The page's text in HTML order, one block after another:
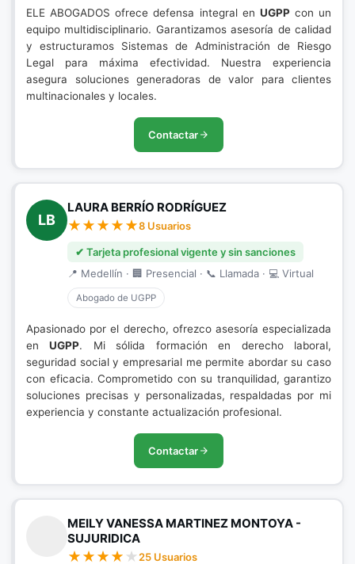
ELE ABOGADOS ofrece defensa integral en UGPPcon un
equipo multidisciplinario. Garantizamos asesoría de calidad
y estructuramos Sistemas de Administración de Riesgo
Legal para máxima efectividad. Nuestra experiencia
asegura soluciones generadoras de valor para clientes
multinacionales y locales.
Contactar
LB
LAURA BERRÍO RODRÍGUEZ
8 Usuarios
✔ Tarjeta profesional vigente y sin sanciones
📍 Medellín · 🏢 Presencial · 📞 Llamada · 💻 Virtual
Abogado de UGPP
Apasionado por el derecho, ofrezco asesoría especializada
enUGPP. Mi sólida formación en derecho laboral,
seguridad social y empresarial me permite abordar su caso
con eficacia. Comprometido con su tranquilidad, garantizo
soluciones precisas y personalizadas, respaldadas por mi
experiencia y constante actualización profesional.
Contactar
MEILY VANESSA MARTINEZ MONTOYA -
SUJURIDICA
25 Usuarios